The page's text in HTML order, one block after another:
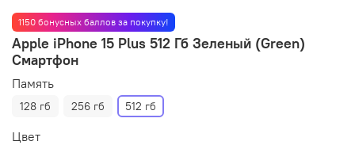
1150 бонусных баллов за покупку!
Apple iPhone 15 Plus 512 Гб Зеленый (Green)
Смартфон
Память
128 гб 256 гб 512 гб
Цвет